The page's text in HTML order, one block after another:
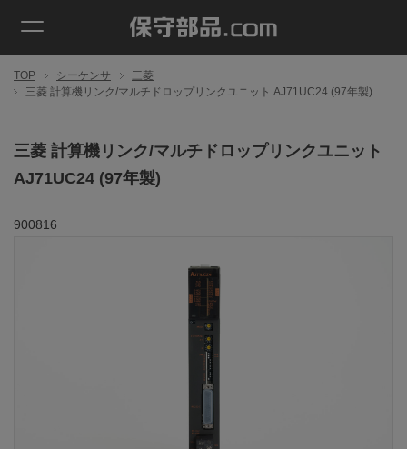
TOP シーケンサ
三菱
三菱 計算機リンク/マルチドロップリンクユニット AJ71UC24 (97年製)
三菱 計算機リンク/マルチドロップリンクユニット
AJ71UC24 (97年製)
900816